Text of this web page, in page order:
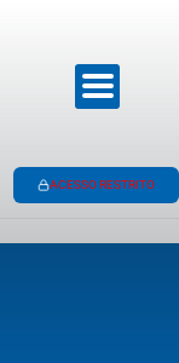
ACESSO RESTRITO